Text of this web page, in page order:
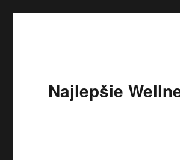
Najlepšie